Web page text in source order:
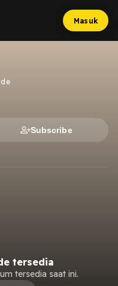
Masuk
Subscribe
tersedia
tersedia saat ini.